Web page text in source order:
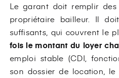
Le garant doit remplir
propriétaire bailleur. Il
suffisants, qui couvrent le
fois le montant du loyer
emploi stable (CDI,
son dossier de location,